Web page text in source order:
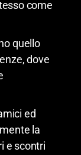
come
quello
dove
ed
la
e scontri